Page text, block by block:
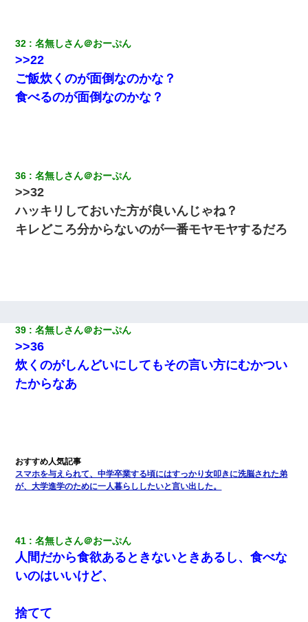
32 名無しさん＠おーぷん
>>22
ご飯炊くのが面倒なのかな？
食べるのが面倒なのかな？
36 名無しさん＠おーぷん
>>32
ハッキリしておいた方が良いんじゃね？
キレどころ分からないのが一番モヤモヤするだろ
39 名無しさん＠おーぷん
>>36
炊くのがしんどいにしてもその言い方にむかつい
たからなあ
スマホを与えられて、中学卒業する頃にはすっかり女叩きに洗脳された弟
が、大学進学のために一人暮らししたいと言い出した。
41 名無しさん＠おーぷん
人間だから食欲あるときないときあるし、食べな
いのはいいけど、
捨てて